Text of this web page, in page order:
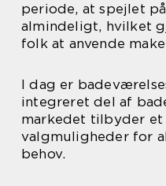
periode, at spejlet
almindeligt, hvilket
folk at anvende
I dag er
integreret del af
markedet tilbyder
valgmuligheder for
behov.